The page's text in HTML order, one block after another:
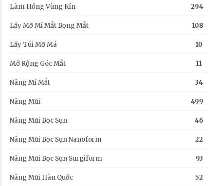
Làm Hồng Vùng Kín 294
Lấy Mỡ Mí Mắt Bọng Mắt 108
Lấy Túi Mỡ Má 10
Mở Rộng Góc Mắt 11
Nâng Mí Mắt 34
Nâng Mũi 499
Nâng Mũi Bọc Sụn 46
Nâng Mũi Bọc Sụn Nanoform 22
Nâng Mũi Bọc Sụn Surgiform 93
Nâng Mũi Hàn Quốc 52